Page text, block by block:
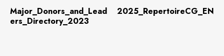
Télécharger (2,2 Mo)
Major_Donors_and_Lead
ers_Directory_2023
Télécharger(1,8 Mo)
2025_RepertoireCG_EN